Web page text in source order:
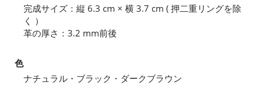
完成サイズ：縦 6.3 cm × 横 3.7 cm ( 押二重リングを除
く ）
革の厚さ：3.2 mm前後
色
ナチュラル・ブラック・ダークブラウン